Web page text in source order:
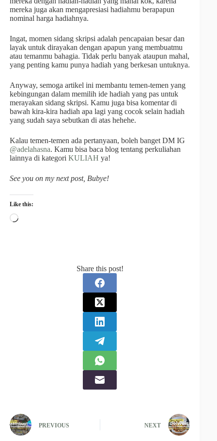
mereka juga akan mengapresiasi hadiahmu berapapun
nominal harga hadiahnya.
Ingat, momen sidang skripsi adalah pencapaian besar dan
layak untuk dirayakan dengan apapun yang membuatmu
atau temanmu bahagia. Tidak perlu banyak ataupun mahal,
yang penting kamu punya hadiah yang berkesan untuknya.
Anyway, semoga artikel ini membantu temen-temen yang
kebingungan dalam memilih ide hadiah yang pas untuk
merayakan sidang skripsi. Kamu juga bisa komentar di
bawah kira-kira hadiah apa lagi yang cocok selain hadiah
yang sudah saya sebutkan di atas hehehe.
Kalau temen-temen ada pertanyaan, boleh banget DM IG
@adelahasna. Kamu bisa baca blog tentang perkuliahan
lainnya di kategori KULIAH ya!
See you on my next post, Bubye!
Like this:
Share this post!
PREVIOUS NEXT